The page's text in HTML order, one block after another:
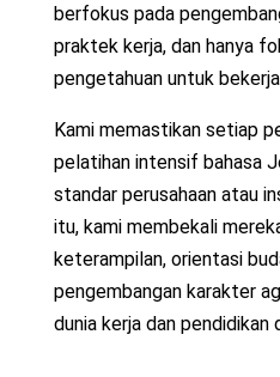
berfokus pada
praktek kerja, dan hanya
pengetahuan untuk
Kami memastikan setiap
pelatihan intensif bahasa
standar perusahaan atau
itu, kami membekali
keterampilan, orientasi
pengembangan karakter
dunia kerja dan pendidikan